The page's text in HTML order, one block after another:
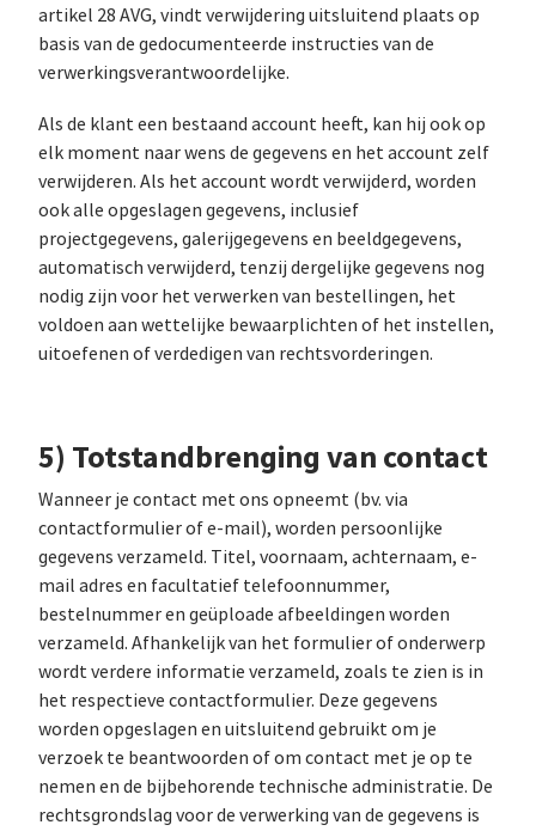
artikel 28 AVG, vindt verwijdering uitsluitend plaats op
basis van de gedocumenteerde instructies van de
verwerkingsverantwoordelijke.
Als de klant een bestaand account heeft, kan hij ook op
elk moment naar wens de gegevens en het account zelf
verwijderen. Als het account wordt verwijderd, worden
ook alle opgeslagen gegevens, inclusief
projectgegevens, galerijgegevens en beeldgegevens,
automatisch verwijderd, tenzij dergelijke gegevens nog
nodig zijn voor het verwerken van bestellingen, het
voldoen aan wettelijke bewaarplichten of het instellen,
uitoefenen of verdedigen van rechtsvorderingen.
5) Totstandbrenging van contact
Wanneer je contact met ons opneemt (bv. via
contactformulier of e-mail), worden persoonlijke
gegevens verzameld. Titel, voornaam, achternaam, e-
mail adres en facultatief telefoonnummer,
bestelnummer en geüploade afbeeldingen worden
verzameld. Afhankelijk van het formulier of onderwerp
wordt verdere informatie verzameld, zoals te zien is in
het respectieve contactformulier. Deze gegevens
worden opgeslagen en uitsluitend gebruikt om je
verzoek te beantwoorden of om contact met je op te
nemen en de bijbehorende technische administratie. De
rechtsgrondslag voor de verwerking van de gegevens is